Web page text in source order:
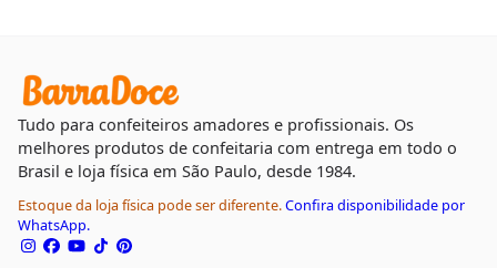
Tudo para confeiteiros amadores e profissionais. Os
melhores produtos de confeitaria com entrega em todo o
Brasil e loja física em São Paulo, desde 1984.
Estoque da loja física pode ser diferente.Confira disponibilidade por
WhatsApp.